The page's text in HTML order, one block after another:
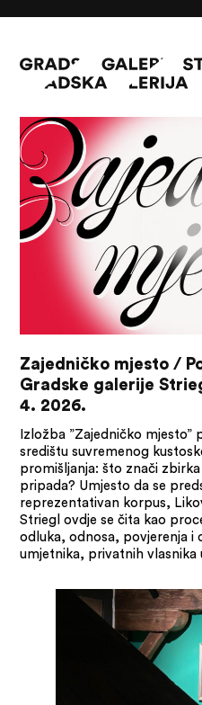
NOVOSTI
O
INFO
ZBIRKA STRIEGL
PUBLIKACIJE
Zajedničko mjesto /
Gradske galerije
4. 2026.
Izložba ”Zajedničko mjesto”
središtu suvremenog
promišljanja: što znači
pripada? Umjesto da se
reprezentativan korpus,
Striegl ovdje se čita kao
odluka, odnosa, povjerenja i
umjetnika, privatnih vlasnika